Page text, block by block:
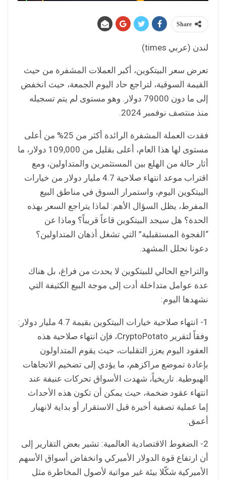
Share
لندن (عربي times)
تعرض سعر البيتكوين، أكبر العملات المشفرة من حيث
القيمة السوقية، لتراجع حاد اليوم الجمعة، حيث انخفض
إلى ما دون 79000 دولار. وهو مستوى لم يتم تسجيله
منذ منتصف نوفمبر 2024.
فقدت العملة المشفرة الرائدة أكثر من 25% من أعلى
مستوى لها هذا العام، أعلى بقليل من 109,000 دولار، ما
أثار حالة من الهلع بين المستثمرين والمتداولين، ومع
اقتراب موعد انتهاء صلاحية 4.7 مليار دولار من خيارات
البيتكوين اليوم، واستمرار السوق في مناطق البيع
المفرط، يظل السؤال الأهم: لماذا يتراجع السعر بهذه
الحدة؟ هل سيجد البيتكوين قاعاً قريباً؟ وماذا عن
“الفجوة المستقبلية” التي تشغل أذهان المتداولين؟
دعونا نحلل المشهد.
والتراجع الحالي للبيتكوين لا يحدث من فراغ، بل هناك
عدة عوامل متداخلة أدت إلى موجة البيع الكثيفة التي
نشهدها اليوم:
1- انتهاء صلاحية خيارات البيتكوين بقيمة 4.7 مليار دولار:
وفقاً لتقرير CryptoPotato، فإن انتهاء صلاحية هذه
العقود اليوم يعزز التقلبات، حيث يقوم المتداولون
بإعادة تموضع مراكزهم، ما يؤدي إلى تضخيم الاتجاهات
الهبوطية. تاريخياً، شهدت الأسواق تحركات عنيفة عند
انتهاء عقود ضخمة، حيث يمكن أن تكون هذه الأحداث
إما عملية تصفية أخيرة قبل الاستقرار أو بداية لانهيار
أعمق.
2- الضغوط الاقتصادية العالمية: تشير بعض التقارير إلى
أن ارتفاع قوة الدولار الأميركي وانخفاض أسواق الأسهم
الأميركية شكّلا بيئة غير مواتية لأصول المخاطرة مثل